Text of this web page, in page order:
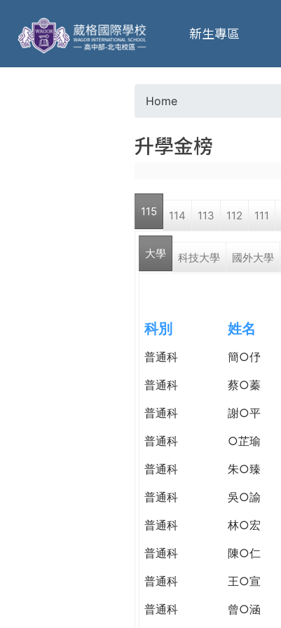
葳
格
o
u
a
r
h
e
r
Home
升學金榜
115 114 113 112 111
大學 科技大學 國外大學
科別 姓名
普通科 簡○伃
普通科
蔡○蓁
普通科
謝○平
普通科
○芷瑜
普通科
朱○臻
普通科
吳○諭
普通科
林○宏
普通科
陳○仁
普通科
王○宣
普通科
曾○涵
新生專區